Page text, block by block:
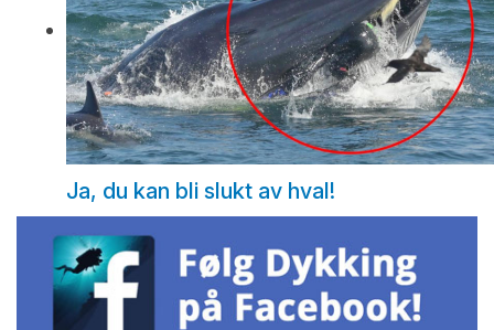
Ja, du kan bli slukt av hval!